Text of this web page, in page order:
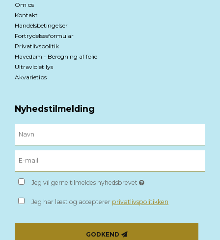
Om os
Kontakt
Handelsbetingelser
Fortrydelsesformular
Privatlivspolitik
Havedam - Beregning af folie
Ultraviolet lys
Akvarietips
Nyhedstilmelding
Jeg vil gerne tilmeldes nyhedsbrevet
Jeg har læst og accepterer privatlivspolitikken
GODKEND